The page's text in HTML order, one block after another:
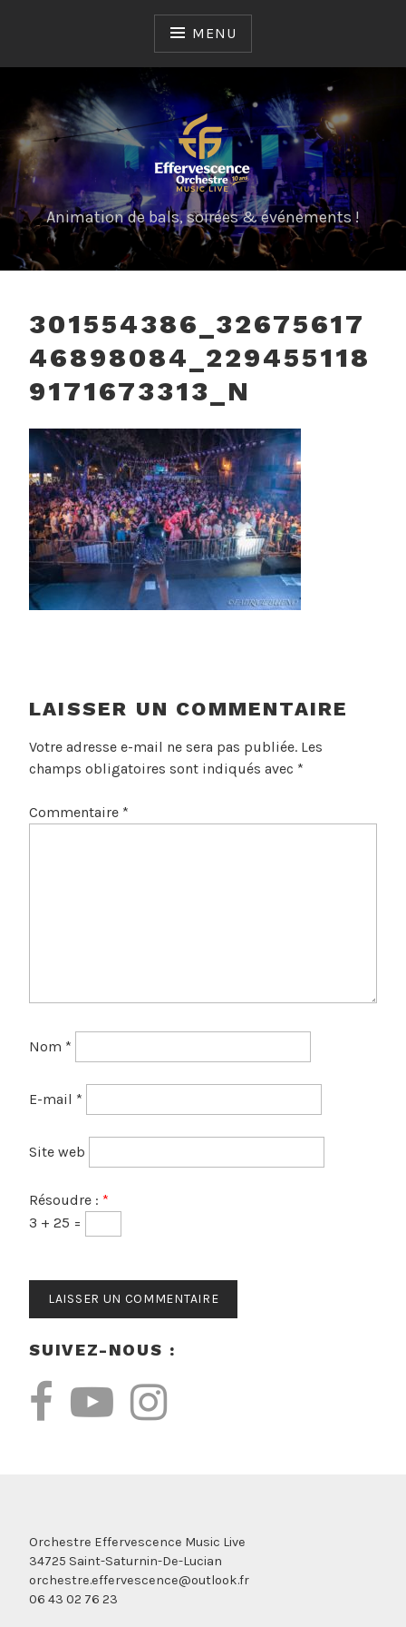
MENU
Animation de bals, soirées & événements !
301554386_32675617
46898084_229455118
9171673313_N
LAISSER UN COMMENTAIRE
Votre adresse e-mail ne sera pas publiée. Les
champs obligatoires sont indiqués avec *
Commentaire *
Nom *
E-mail *
Site web
Résoudre : *
3 + 25 =
SUIVEZ-NOUS :
Orchestre Effervescence Music Live
34725 Saint-Saturnin-De-Lucian
orchestre.effervescence@outlook.fr
06 43 02 76 23